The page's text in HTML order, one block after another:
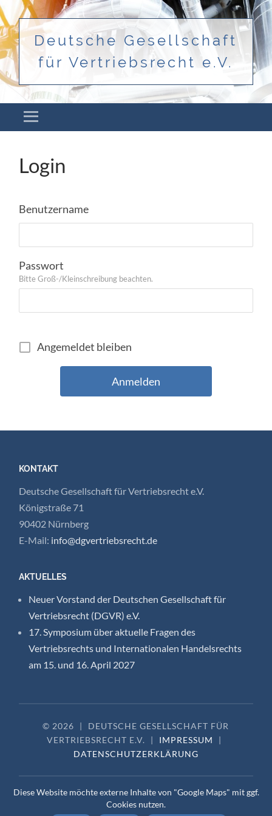
Deutsche Gesellschaft
für Vertriebsrecht e.V.
Login
Benutzername
Passwort
Bitte Groß-/Kleinschreibung beachten.
Angemeldet bleiben
KONTAKT
Deutsche Gesellschaft für Vertriebsrecht e.V.
Königstraße 71
90402 Nürnberg
E-Mail: info@dgvertriebsrecht.de
AKTUELLES
Neuer Vorstand der Deutschen Gesellschaft für
Vertriebsrecht (DGVR) e.V.
17. Symposium über aktuelle Fragen des
Vertriebsrechts und Internationalen Handelsrechts
am 15. und 16. April 2027
© 2026 |
DEUTSCHE GESELLSCHAFT FÜR
VERTRIEBSRECHT E.V.
| IMPRESSUM
|
DATENSCHUTZERKLÄRUNG
Diese Website möchte externe Inhalte von "Google Maps" mit ggf.
Cookies nutzen.